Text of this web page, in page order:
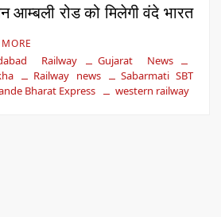
आम्बली रोड को मिलेगी वंदे भारत
Railway
Gujarat News
Railway news
Sabarmati SBT
Bharat Express western railway